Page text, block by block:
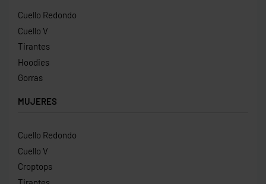
Cuello Redondo
Cuello V
Tirantes
Hoodies
Gorras
MUJERES
Cuello Redondo
Cuello V
Croptops